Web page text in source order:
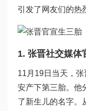
引发了网友们的热
1. 张晋社交媒体
11月19日当天，
安产下第三胎。他
了新生儿的名字。